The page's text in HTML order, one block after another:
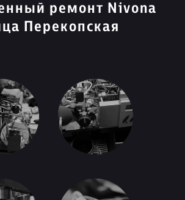
ремонт Nivona
Перекопская